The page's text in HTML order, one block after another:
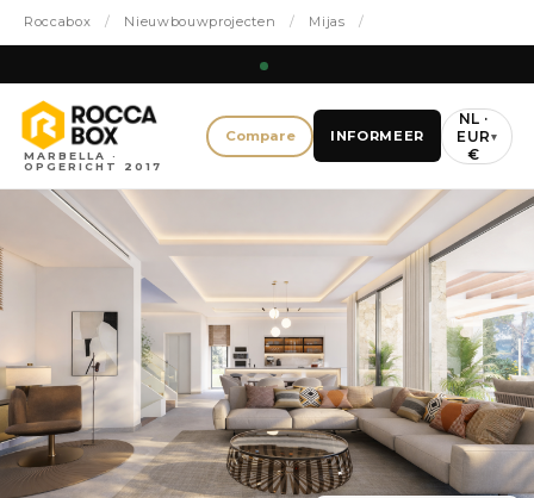
Roccabox / Nieuwbouwprojecten / Mijas /
MARBELLA ·
OPGERICHT 2017
Compare INFORMEER
NL ·
EUR
€
▾